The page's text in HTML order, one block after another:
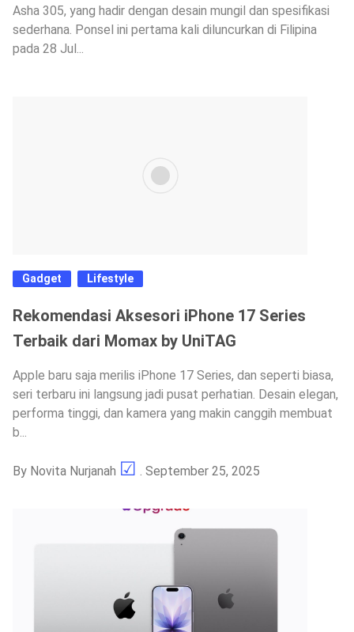
Asha 305, yang hadir dengan desain mungil dan spesifikasi
sederhana. Ponsel ini pertama kali diluncurkan di Filipina
pada 28 Jul...
Gadget Lifestyle
Rekomendasi Aksesori iPhone 17 Series
Terbaik dari Momax by UniTAG
Apple baru saja merilis iPhone 17 Series, dan seperti biasa,
seri terbaru ini langsung jadi pusat perhatian. Desain elegan,
performa tinggi, dan kamera yang makin canggih membuat
b...
By Novita Nurjanah . September 25, 2025